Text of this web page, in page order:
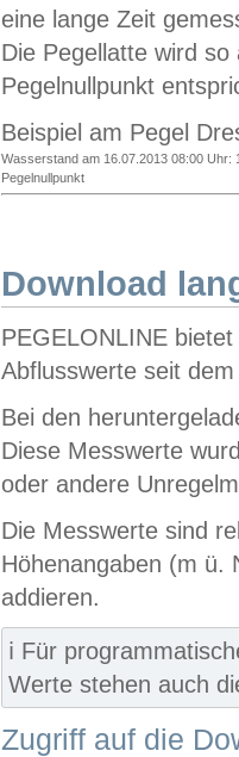
eine lange Zeit
Die Pegellatte wird
Pegelnullpunkt
Beispiel am Pegel
Wasserstand am 16.07.2013 08:00 Uhr:
Pegelnullpunkt
Download
PEGELONLINE
Abflusswerte seit
Bei den
Diese Messwerte
oder andere
Die Messwerte sind
Höhenangaben (m ü.
addieren.
ℹ️ Für
Werte stehen auch
Zugriff auf die